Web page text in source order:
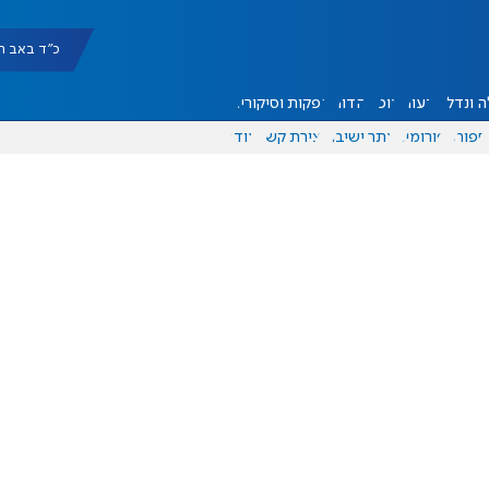
כ"ד באב תשפ"ו
ונדל"ן דעות אוכל יהדות הפקות וסיקורים
ספורט פורומים אתר ישיבה יצירת קשר עוד